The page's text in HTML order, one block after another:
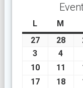
LlunesM
27julio
2026
28julio
2026
3 agosto
3,
2026
4
4,
2026
10agosto
10,
11
11,
17agosto
18